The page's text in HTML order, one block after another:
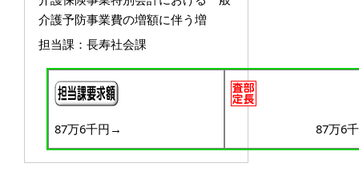
介護予防事業費の増額に伴う増
担当課：長寿社会課
87万6千円→ 87万6